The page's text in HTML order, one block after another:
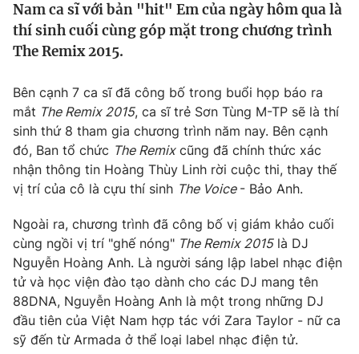
Thế giới
Tin tức
Câu chuyện quốc tế
Kinh tế
Tài chính
Thị trường
Góc doanh nghiệp
Dữ liệu và đời sống
Truyền hình
Phim VTV
Hậu trường
Nhân vật
Khán giả
Giải sao mai
Giải trí
Điện ảnh
Âm nhạc
Sao
Đời sống
Du lịch
Làm đẹp
Chất lượng cuộc sống
Giáo dục
Tuyển sinh
Công nghệ
Nam ca sĩ với bản "hit" Em của ngày hôm qua là
thí sinh cuối cùng góp mặt trong chương trình
The Remix 2015.
Bên cạnh 7 ca sĩ đã công bố trong buổi họp báo ra
mắt The Remix 2015, ca sĩ trẻ Sơn Tùng M-TP sẽ là thí
sinh thứ 8 tham gia chương trình năm nay. Bên cạnh
đó, Ban tổ chức The Remixcũng đã chính thức xác
nhận thông tin Hoàng Thùy Linh rời cuộc thi, thay thế
vị trí của cô là cựu thí sinh The Voice - Bảo Anh.
Ngoài ra, chương trình đã công bố vị giám khảo cuối
cùng ngồi vị trí "ghế nóng" The Remix 2015là DJ
Nguyễn Hoàng Anh. Là người sáng lập label nhạc điện
tử và học viện đào tạo dành cho các DJ mang tên
88DNA, Nguyễn Hoàng Anh là một trong những DJ
đầu tiên của Việt Nam hợp tác với Zara Taylor - nữ ca
sỹ đến từ Armada ở thể loại label nhạc điện tử.